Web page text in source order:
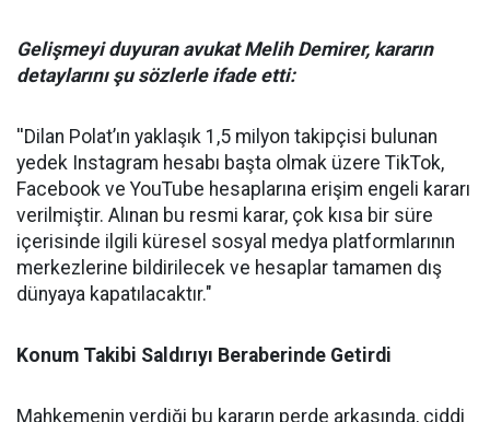
Gelişmeyi duyuran avukat Melih Demirer, kararın
detaylarını şu sözlerle ifade etti:
''Dilan Polat’ın yaklaşık 1,5 milyon takipçisi bulunan
yedek Instagram hesabı başta olmak üzere TikTok,
Facebook ve YouTube hesaplarına erişim engeli kararı
verilmiştir. Alınan bu resmi karar, çok kısa bir süre
içerisinde ilgili küresel sosyal medya platformlarının
merkezlerine bildirilecek ve hesaplar tamamen dış
dünyaya kapatılacaktır."
Konum Takibi Saldırıyı Beraberinde Getirdi
Mahkemenin verdiği bu kararın perde arkasında, ciddi